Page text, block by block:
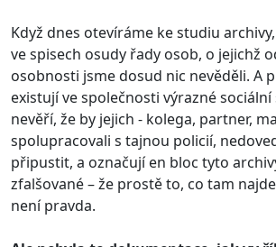
Když dnes otevíráme ke studiu
ve spisech osudy řady osob, o jejichž
osobnosti jsme dosud nic nevěděli. A
existují ve společnosti výrazné
nevěří, že by jejich - kolega, partner,
spolupracovali s tajnou policií,
připustit, a označují en bloc tyto
zfalšované – že prostě to, co tam
není pravda.